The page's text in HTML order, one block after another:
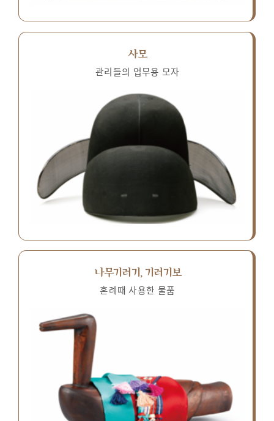
사모
관리들의 업무용 모자
나무기러기, 기러기보
혼례때 사용한 물품